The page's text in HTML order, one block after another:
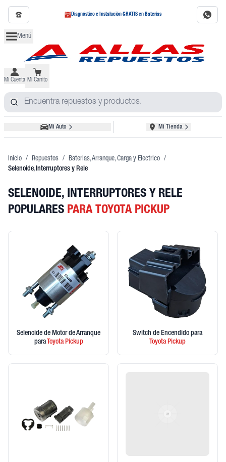
Diagnóstico e Instalación GRATIS en Baterías
Menú
Mi Cuenta Mi Carrito
Mi Auto Mi Tienda
Inicio / Repuestos / Baterias, Arranque, Carga y Electrico /
Selenoide, Interruptores y Rele
SELENOIDE, INTERRUPTORES Y RELE
POPULARES PARA TOYOTA PICKUP
Selenoide de Motor de Arranque
para ToyotaPickup
Switch de Encendido para
ToyotaPickup